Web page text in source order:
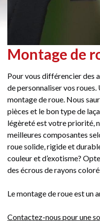
Montage de
Pour vous différencier des
de personnaliser vos
montage de roue. Nous
pièces et le bon type de
légèreté est votre priorité,
meilleures composantes
roue solide, rigide et
couleur et d’exotisme?
des écrous de rayons
Le montage de roue est un
Contactez-nous pour une